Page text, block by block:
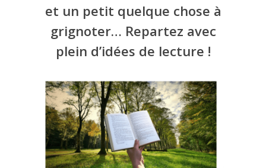
et un petit quelque chose à
grignoter… Repartez avec
plein d’idées de lecture !